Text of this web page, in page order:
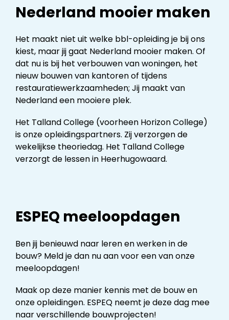
Nederland mooier maken
Het maakt niet uit welke bbl-opleiding je bij ons
kiest, maar jij gaat Nederland mooier maken. Of
dat nu is bij het verbouwen van woningen, het
nieuw bouwen van kantoren of tijdens
restauratiewerkzaamheden; Jij maakt van
Nederland een mooiere plek.
Het Talland College (voorheen Horizon College)
is onze opleidingspartners. Zij verzorgen de
wekelijkse theoriedag. Het Talland College
verzorgt de lessen in Heerhugowaard.
ESPEQ meeloopdagen
Ben jij benieuwd naar leren en werken in de
bouw? Meld je dan nu aan voor een van onze
meeloopdagen!
Maak op deze manier kennis met de bouw en
onze opleidingen. ESPEQ neemt je deze dag mee
naar verschillende bouwprojecten!